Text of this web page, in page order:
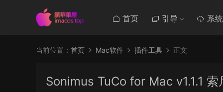
首页 引导 系统
当前位置： 首页 Mac软件 插件工具 正文
Sonimus TuCo for Mac v1.1.1 索